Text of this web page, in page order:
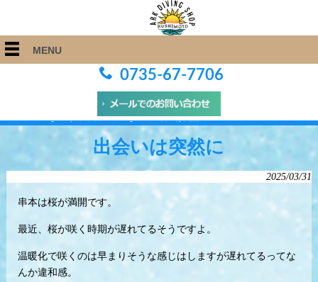
MENU
0735-67-7706
ARK Diving Shop 串本店 > Blog > 出会いは突然に
出会いは突然に
2025/03/31
串本は桜が満開です。
最近、桜が咲く時期が遅れてるそうですよ。
温暖化で咲くのは早まりそうな感じはしますが遅れてるってな
んか違和感。